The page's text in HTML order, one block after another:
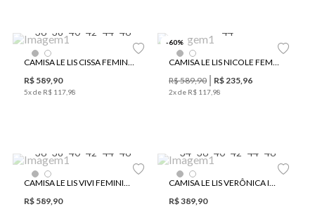
36 38 40 42 44 46
CAMISA LE LIS CISSA FEMININA
R$ 589 90
5x de R$ 117 98
-60%
44
CAMISA LE LIS NICOLE FEMININA
R$589,90 R$ 235 96
2x de R$ 117 98
36 38 40 42 44 46
CAMISA LE LIS VIVI FEMININA
R$ 589 90
34 36 40 42 44 46
CAMISA LE LIS VERÔNICA IV FEMININA
R$389 90